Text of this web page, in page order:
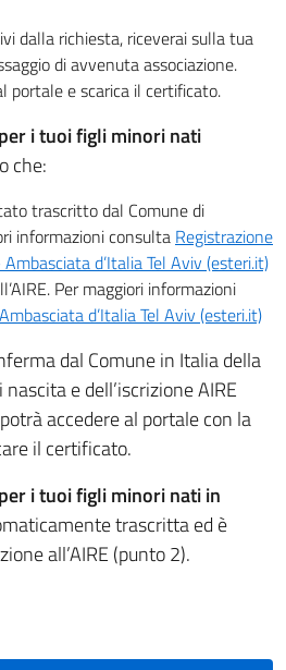
dalla richiesta, riceverai sulla tua
di avvenuta associazione.
portale e scarica il certificato.
i tuoi figli minori nati
che:
trascritto dal Comune di
informazioni consulta Registrazione
d’Italia Tel Aviv (esteri.it)
Per maggiori informazioni
d’Italia Tel Aviv (esteri.it)
dal Comune in Italia della
e dell’iscrizione AIRE
accedere al portale con la
il certificato.
i tuoi figli minori nati in
trascritta ed è
all’AIRE (punto 2).